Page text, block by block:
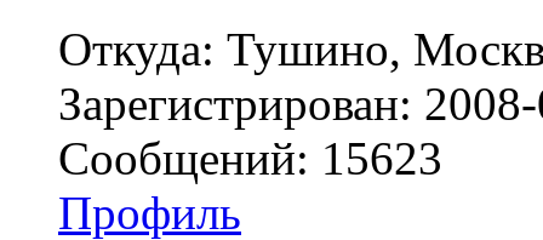
Откуда: Тушино,
Зарегистрирован:
Сообщений: 15623
Профиль